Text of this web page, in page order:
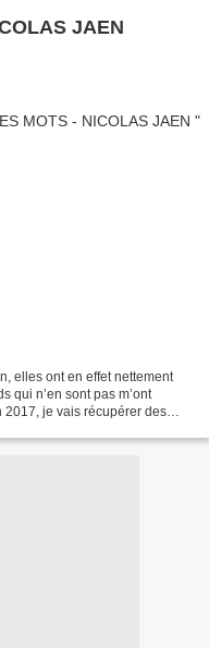
JAEN
elles ont en effet nettement
qui n’en sont pas m’ont
2017, je vais récupérer des